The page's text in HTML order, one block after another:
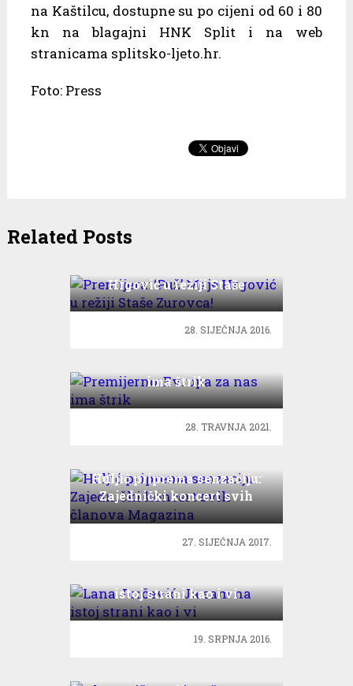
na Kaštilcu, dostupne su po cijeni od 60 i 80
kn na blagajni HNK Split i na web
stranicama splitsko-ljeto.hr.
Foto: Press
Related Posts
Hrgović u režiji Staše
Zurovca!
28. SIJEČNJA 2016.
ima štrik
28. TRAVNJA 2021.
Huljić priprema senzaciju:
Zajednički koncert svih
članova Magazina
27. SIJEČNJA 2017.
istoj strani kao i vi
19. SRPNJA 2016.